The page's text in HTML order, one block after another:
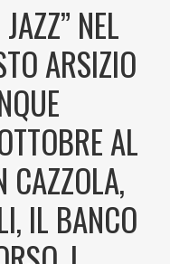
NEL
ARSIZIO
AL
CAZZOLA,
IL BANCO